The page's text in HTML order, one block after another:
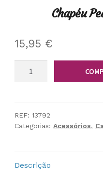
Chapéu
15,95 €
Dourado
REF: 13792
Categorias: Acessórios,
Descrição